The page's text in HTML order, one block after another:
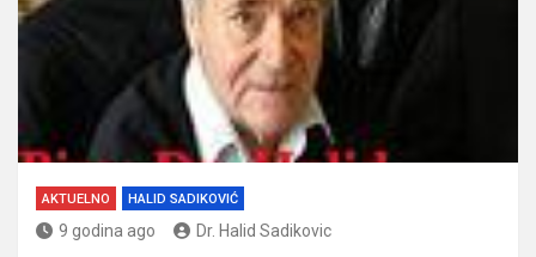
AKTUELNO HALID SADIKOVIĆ
9 godina ago Dr. Halid Sadikovic